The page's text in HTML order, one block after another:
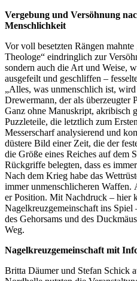
Vergebung und Versöhnung
Menschlichkeit
Vor voll besetzten Rängen mahnte
Theologe“ eindringlich zur
sondern auch die Art und Weise,
ausgefeilt und geschliffen –
„Alles, was unmenschlich ist,
Drewermann, der als überzeugter
Ganz ohne Manuskript, akribisch
Puzzleteile, die letztlich zum
Messerscharf analysierend und
düstere Bild einer Zeit, die der
die Größe eines Reiches auf dem
Rückgriffe belegten, dass es
Nach dem Krieg habe das
immer unmenschlicheren
er Position. Mit Nachdruck – hier
Nagelkreuzgemeinschaft ins
des Gehorsams und des
Weg.
Nagelkreuzgemeinschaft mit
Britta Däumer und Stefan Schick